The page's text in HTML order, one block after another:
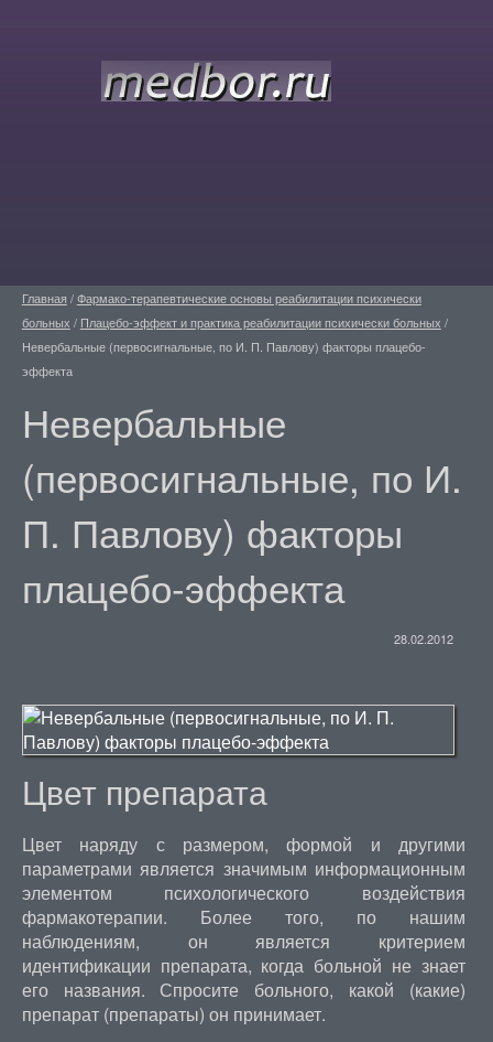
Главная /Фармако-терапевтические основы реабилитации психически
больных / Плацебо-эффект и практика реабилитации психически больных /
Невербальные (первосигнальные, по И. П. Павлову) факторы плацебо-
эффекта
Невербальные
(первосигнальные, по И.
П. Павлову) факторы
плацебо-эффекта
28.02.2012
Цвет препарата
Цвет наряду с размером, формой и другими
параметрами является значимым информационным
элементом психологического воздействия
фармакотерапии. Более того, по нашим
наблюдениям, он является критерием
идентификации препарата, когда больной не знает
его названия. Спросите больного, какой (какие)
препарат (препараты) он принимает.